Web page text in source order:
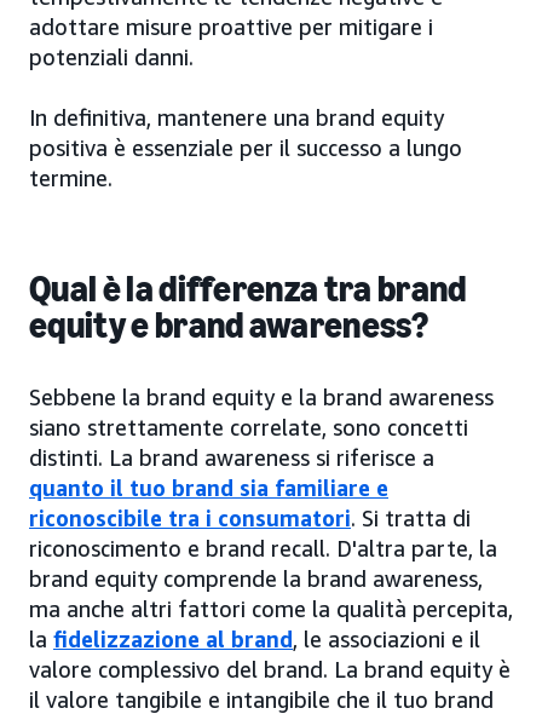
adottare misure proattive per mitigare i
potenziali danni.
In definitiva, mantenere una brand equity
positiva è essenziale per il successo a lungo
termine.
Qual è la differenza tra brand
equity e brand awareness?
Sebbene la brand equity e la brand awareness
siano strettamente correlate, sono concetti
distinti. La brand awareness si riferisce a
quanto il tuo brand sia familiare e
riconoscibile tra i consumatori. Si tratta di
riconoscimento e brand recall. D'altra parte, la
brand equity comprende la brand awareness,
ma anche altri fattori come la qualità percepita,
la fidelizzazione al brand, le associazioni e il
valore complessivo del brand. La brand equity è
il valore tangibile e intangibile che il tuo brand